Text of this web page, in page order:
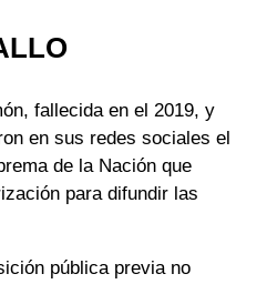
fallecida en el 2019, y
en sus redes sociales el
de la Nación que
para difundir las
pública previa no